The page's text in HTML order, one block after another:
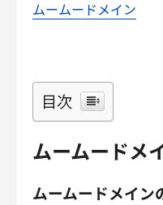
ムームードメイン
目次
ムームードメ
ムームードメイン